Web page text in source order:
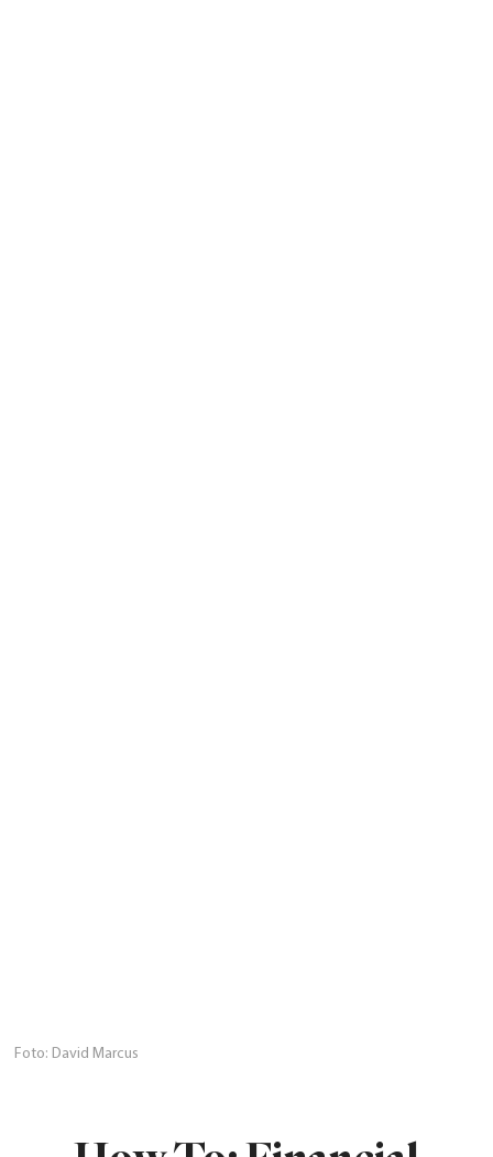
Foto: David Marcus